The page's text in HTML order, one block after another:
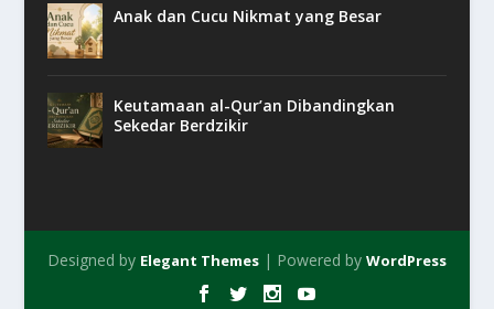
Anak dan Cucu Nikmat yang Besar
Keutamaan al-Qur’an Dibandingkan
Sekedar Berdzikir
Designed by Elegant Themes| Powered by WordPress